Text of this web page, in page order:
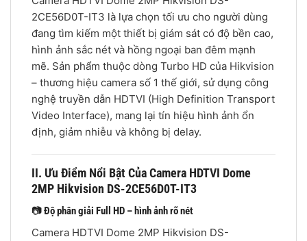
2CE56D0T-IT3 là lựa chọn tối ưu cho người dùng
đang tìm kiếm một thiết bị giám sát có độ bền cao,
hình ảnh sắc nét và hồng ngoại ban đêm mạnh
mẽ. Sản phẩm thuộc dòng Turbo HD của Hikvision
– thương hiệu camera số 1 thế giới, sử dụng công
nghệ truyền dẫn HDTVI (High Definition Transport
Video Interface), mang lại tín hiệu hình ảnh ổn
định, giảm nhiễu và không bị delay.
II. Ưu Điểm Nổi Bật Của Camera HDTVI Dome
2MP Hikvision DS-2CE56D0T-IT3
📷Độ phân giải Full HD – hình ảnh rõ nét
Camera HDTVI Dome 2MP Hikvision DS-